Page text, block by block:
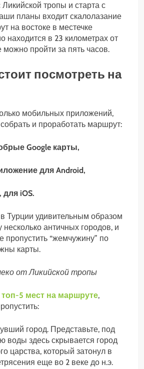
тропы и старта с
планы входит скалолазание
на востоке в местечке
находится в 23 километрах от
можно пройти за пять часов.
посмотреть на
мобильных приложений,
и проработать маршрут:
Google карты,
для Android,
для iOS.
Турции удивительным образом
несколько античных городов, и
пропустить “жемчужину” по
карты.
от Ликийской тропы
топ-5 мест на маршруте,
город. Представьте, под
воды здесь скрывается город
царства, который затонул в
еще во 2 веке до н.э.